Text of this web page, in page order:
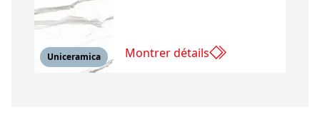
Uniceramica Montrer détails